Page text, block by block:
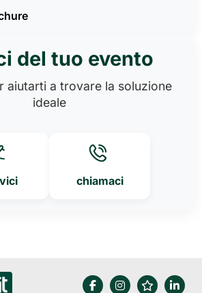
del tuo evento
aiutarti a trovare la soluzione
ideale
chiamaci